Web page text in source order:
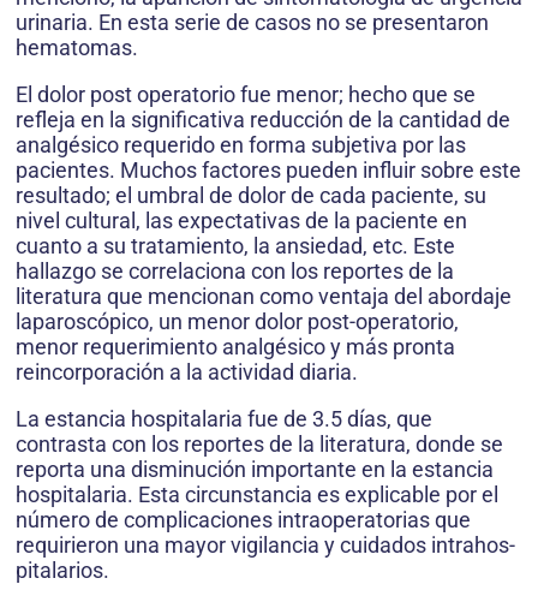
urinaria. En esta serie de casos no se presentaron
hematomas.
El dolor post operatorio fue menor; hecho que se
refleja en la significativa reducción de la cantidad de
analgésico requerido en forma subjetiva por las
pacientes. Muchos factores pueden influir sobre este
resultado; el umbral de dolor de cada paciente, su
nivel cultural, las expectativas de la paciente en
cuanto a su tratamiento, la ansiedad, etc. Este
hallazgo se correlaciona con los reportes de la
literatura que mencionan como ventaja del abordaje
laparoscópico, un menor dolor post-operatorio,
menor requerimiento analgésico y más pronta
reincorporación a la actividad diaria.
La estancia hospitalaria fue de 3.5 días, que
contrasta con los reportes de la literatura, donde se
reporta una disminución importante en la estancia
hospitalaria. Esta circunstancia es explicable por el
número de complicaciones intraoperatorias que
requirieron una mayor vigilancia y cuidados intrahos­
pitalarios.